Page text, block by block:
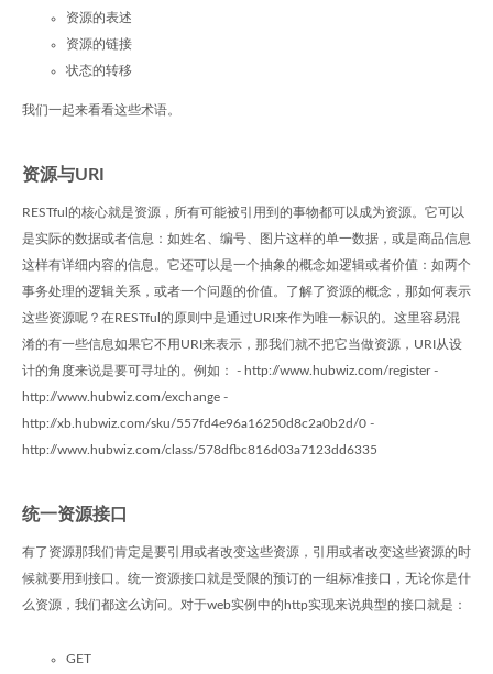
资源的表述
资源的链接
状态的转移
我们一起来看看这些术语。
资源与URI
RESTful的核心就是资源，所有可能被引用到的事物都可以成为资源。它可以
是实际的数据或者信息：如姓名、编号、图片这样的单一数据，或是商品信息
这样有详细内容的信息。它还可以是一个抽象的概念如逻辑或者价值：如两个
事务处理的逻辑关系，或者一个问题的价值。了解了资源的概念，那如何表示
这些资源呢？在RESTful的原则中是通过URI来作为唯一标识的。这里容易混
淆的有一些信息如果它不用URI来表示，那我们就不把它当做资源，URI从设
计的角度来说是要可寻址的。例如： - http://www.hubwiz.com/register -
http://www.hubwiz.com/exchange -
http://xb.hubwiz.com/sku/557fd4e96a16250d8c2a0b2d/0 -
http://www.hubwiz.com/class/578dfbc816d03a7123dd6335
统一资源接口
有了资源那我们肯定是要引用或者改变这些资源，引用或者改变这些资源的时
候就要用到接口。统一资源接口就是受限的预订的一组标准接口，无论你是什
么资源，我们都这么访问。对于web实例中的http实现来说典型的接口就是：
GET